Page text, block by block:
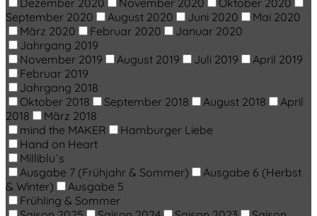
Dezember 2020
November 2020
Oktober 2020
September 2020
August 2020 Juni 2020
Mai 2020
März 2020
Februar 2020
Januar 2020
Jahrgang 2019
November 2019
August 2019 Juli 2019
April 2019
Februar 2019
Jahrgang 2018
Oktober 2018
September 2018 August 2018
April
2018
März 2018
mind the MAKER
Hamburger Liebe
Hand on Heart
Milliblu´s
Ausgabe 7 (Frühjahr & Sommer)
Ausgabe 6 (Herbst
& Winter)
Ausgabe 5
Frühling & Sommer